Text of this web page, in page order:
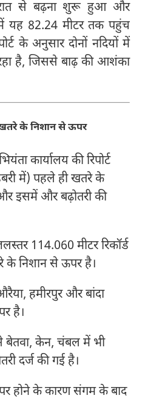
रात से बढ़ना शुरू हुआ और
यह 82.24 मीटर तक पहुंच
के अनुसार दोनों नदियों में
है, जिससे बाढ़ की आशंका
के निशान से ऊपर
कार्यालय की रिपोर्ट
में) पहले ही खतरे के
इसमें और बढ़ोतरी की
114.060 मीटर रिकॉर्ड
के निशान से ऊपर है।
हमीरपुर और बांदा
है।
बेतवा, केन, चंबल में भी
दर्ज की गई है।
होने के कारण संगम के बाद